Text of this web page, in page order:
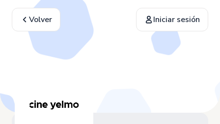
Volver Iniciar sesión